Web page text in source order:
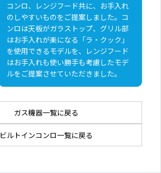
コンロ、レンジフード共に、お手入れ
のしやすいものをご提案しました。コ
ンロは天板がガラストップ、グリル部
はお手入れが楽になる「ラ・クック」
を使用できるモデルを、レンジフード
はお手入れも使い勝手も考慮したモデ
ルをご提案させていただきました。
ガス機器一覧に戻る
ビルトインコンロ一覧に戻る